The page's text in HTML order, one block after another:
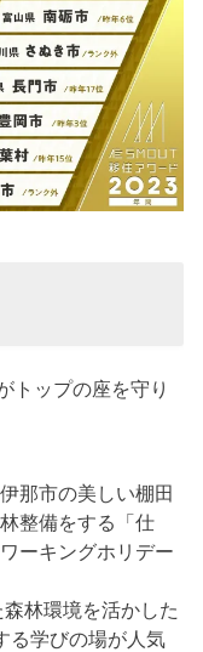
トップの座を守り
那市の美しい棚田
整備をする「仕
ーキングホリデー
林環境を活かした
る学びの場が人気